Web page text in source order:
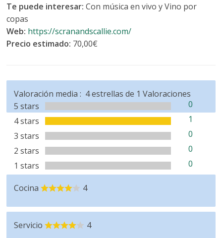
Te puede interesar:Con música en vivo y Vino por
copas
Web: https://scranandscallie.com/
Precio estimado: 70,00€
Valoración media :
5 stars
0
4 stars
1
3 stars
0
2 stars
0
1 stars
0
4estrellas de 1 Valoraciones
Cocina 4
Servicio 4